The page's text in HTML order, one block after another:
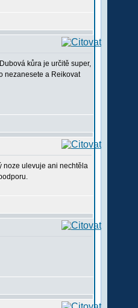
kůra je určitě super,
nezanesete a Reikovat
noze ulevuje ani nechtěla